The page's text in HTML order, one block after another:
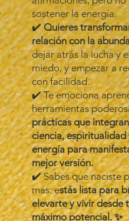
sostener la energía.
✔️Quieres
relación con la
dejar atrás la lucha y
miedo, y empezar a
con facilidad.
✔️ Te emociona
herramientas
prácticas que integran
ciencia, espiritualidad
energía para
mejor versión.
✔️ Sabes que naciste
más: estás lista para
elevarte y vivir desde
máximo potencial. ✨